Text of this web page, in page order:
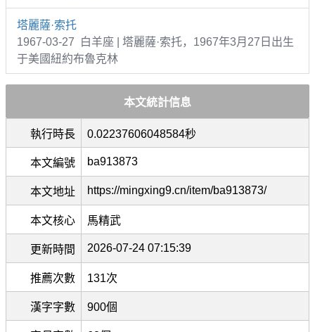
塔麗薩·索托
1967-03-27 白羊座 | 塔麗薩·索托，1967年3月27日出生
于美國紐約布魯克林
本文統計信息
執行時長 0.02237606048584秒
本文編號 ba913873
本文地址 https://mingxing9.cn/item/ba913873/
本文核心 馬精武
更新時間 2026-07-24 07:15:39
推薦次數 131次
漢字字數 900個